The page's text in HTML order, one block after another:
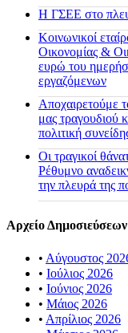
H ΓΣΕΕ στο
Κοινωνικοί
Οικονομίας &
ευρώ του
εργαζόμενων
Αποχαιρετούμε
μας τραγουδιού
πολιτική
Οι τραγικοί
Ρέθυμνο
την πλευρά της
Αρχείο Δημοσιεύσεων
• Αύγουστος
• Ιούλιος 2026
• Ιούνιος 2026
• Μάιος 2026
• Απρίλιος 2026